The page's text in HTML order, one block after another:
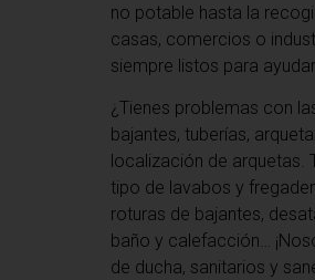
no potable hasta la
casas, comercios o
siempre listos para
¿Tienes problemas con
bajantes, tuberías,
localización de arquetas.
tipo de lavabos y
roturas de bajantes,
baño y calefacción…
de ducha, sanitarios y